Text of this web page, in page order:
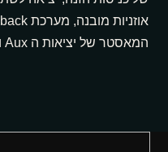
המאסטר של יציאות ה Aux ועוד.
פגישת ההדגמה והיעוץ
התקשרו עכשיו או השאירו